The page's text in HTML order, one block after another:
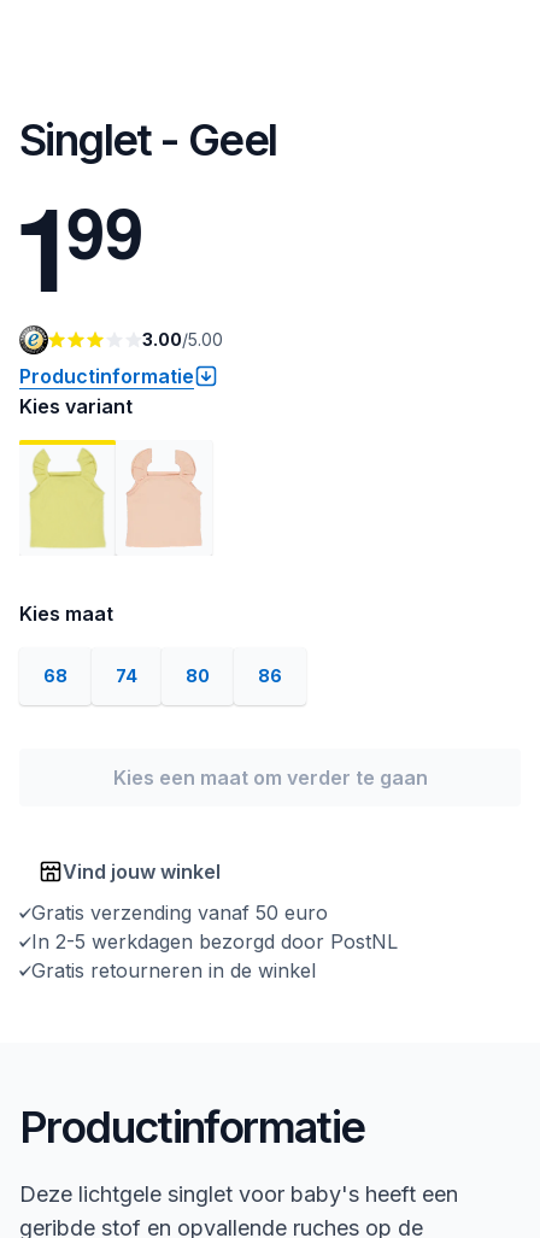
Singlet - Geel
199
3.00/5.00
Productinformatie
Kies variant
Kies maat
68 74 80 86
Kies een maat om verder te gaan
Vind jouw winkel
Gratis verzending vanaf 50 euro
In 2-5 werkdagen bezorgd door PostNL
Gratis retourneren in de winkel
Productinformatie
Deze lichtgele singlet voor baby's heeft een
geribde stof en opvallende ruches op de